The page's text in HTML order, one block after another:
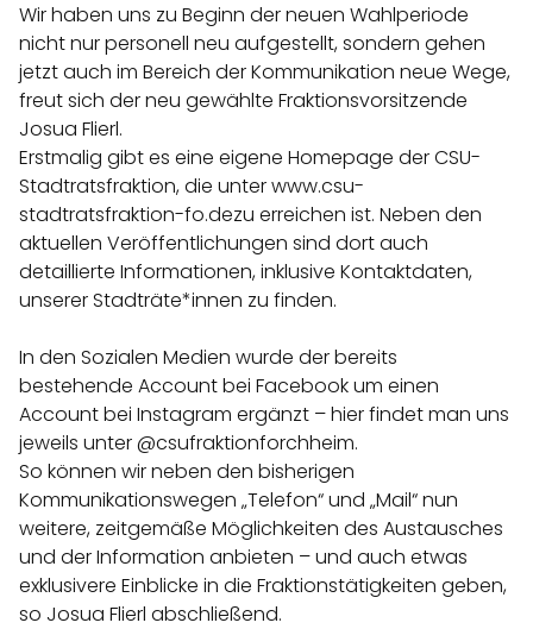
Wir haben uns zu Beginn der neuen Wahlperiode
nicht nur personell neu aufgestellt, sondern gehen
jetzt auch im Bereich der Kommunikation neue Wege,
freut sich der neu gewählte Fraktionsvorsitzende
Josua Flierl.
Erstmalig gibt es eine eigene Homepage der CSU-
Stadtratsfraktion, die unterwww.csu-
stadtratsfraktion-fo.dezu erreichen ist. Neben den
aktuellen Veröffentlichungen sind dort auch
detaillierte Informationen, inklusive Kontaktdaten,
unserer Stadträte*innen zu finden.
In den Sozialen Medien wurde der bereits
bestehende Account bei Facebook um einen
Account bei Instagram ergänzt – hier findet man uns
jeweils unter @csufraktionforchheim.
So können wir neben den bisherigen
Kommunikationswegen „Telefon“ und „Mail“ nun
weitere, zeitgemäße Möglichkeiten des Austausches
und der Information anbieten – und auch etwas
exklusivere Einblicke in die Fraktionstätigkeiten geben,
so Josua Flierl abschließend.